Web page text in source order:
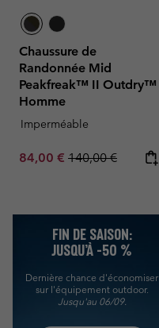
Chaussure de
Randonnée Mid
Peakfreak™ II Outdry™
Homme
Imperméable
Sale price:
84,00 € Regular price:
140,00 €
FIN DE SAISON:
JUSQU’À -50 %
Dernière chance d'économiser
sur l'équipement outdoor.
Jusqu'au 06/09.